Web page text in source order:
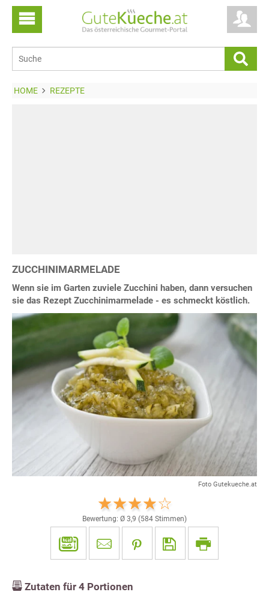
HOME REZEPTE
ZUCCHINIMARMELADE
Wenn sie im Garten zuviele Zucchini haben, dann versuchen
sie das Rezept Zucchinimarmelade - es schmeckt köstlich.
Foto Gutekueche.at
Bewertung: Ø 3,9 (584 Stimmen)
Zutaten für 4 Portionen